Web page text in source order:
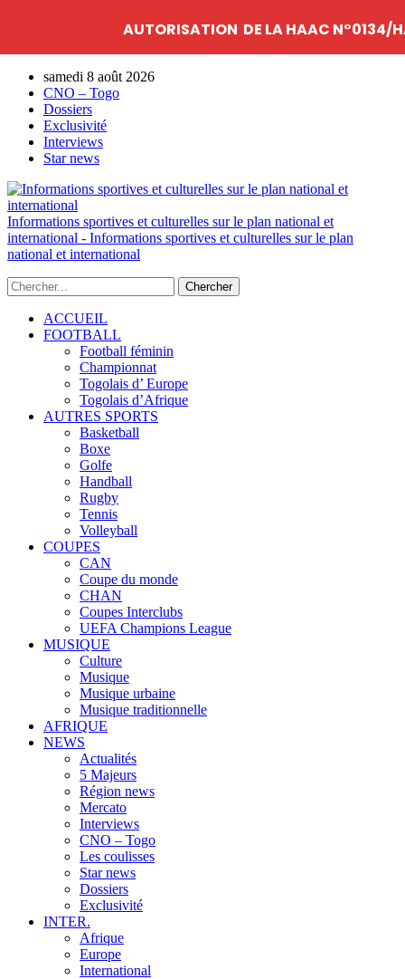
samedi 8 août 2026
CNO – Togo
Dossiers
Exclusivité
Interviews
Star news
Informations sportives et culturelles sur le plan national et
international - Informations sportives et culturelles sur le plan
national et international
ACCUEIL
FOOTBALL
Football féminin
Championnat
Togolais d’ Europe
Togolais d’Afrique
AUTRES SPORTS
Basketball
Boxe
Golfe
Handball
Rugby
Tennis
Volleyball
COUPES
CAN
Coupe du monde
CHAN
Coupes Interclubs
UEFA Champions League
MUSIQUE
Culture
Musique
Musique urbaine
Musique traditionnelle
AFRIQUE
NEWS
Actualités
5 Majeurs
Région news
Mercato
Interviews
CNO – Togo
Les coulisses
Star news
Dossiers
Exclusivité
INTER.
Afrique
Europe
International
AUTORISATION DE LA HAAC